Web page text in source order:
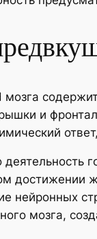
и
деятельность
достижении
нейронных
мозга,